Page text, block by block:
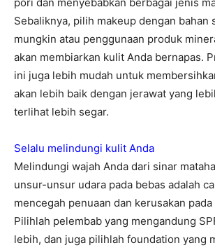
Sebaliknya, pilih makeup dengan bahan
mungkin atau penggunaan produk
akan membiarkan kulit Anda bernapas.
ini juga lebih mudah untuk
akan lebih baik dengan jerawat yang
terlihat lebih segar.
Selalu melindungi kulit Anda
Melindungi wajah Anda dari sinar
unsur-unsur udara pada bebas adalah
mencegah penuaan dan kerusakan
Pilihlah pelembab yang mengandung
lebih, dan juga pilihlah foundation yang